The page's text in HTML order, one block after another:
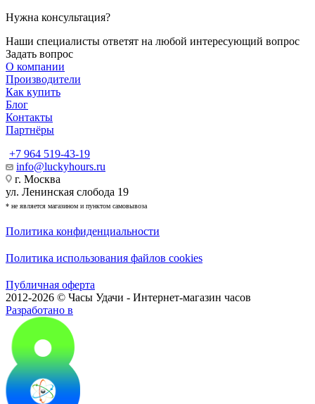
Нужна консультация?
Наши специалисты ответят на любой интересующий вопрос
Задать вопрос
О компании
Производители
Как купить
Блог
Контакты
Партнёры
+7 964 519-43-19
info@luckyhours.ru
г. Москва
ул. Ленинская слобода 19
* не является магазином и пунктом самовывоза
Политика конфиденциальности
Политика использования файлов cookies
Публичная оферта
2012-2026 © Часы Удачи - Интернет-магазин часов
Разработано в